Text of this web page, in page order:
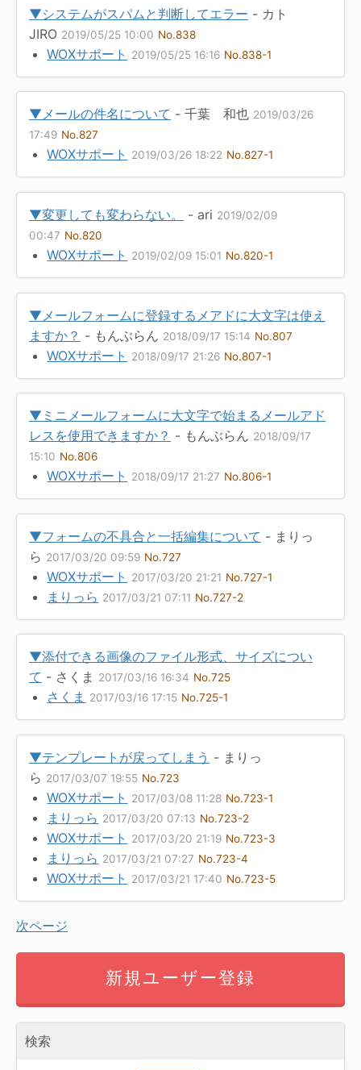
▼システムがスパムと判断してエラー - カト
JIRO 2019/05/25 10:00 No.838
WOXサポート 2019/05/25 16:16 No.838-1
▼メールの件名について - 千葉 和也 2019/03/26
17:49 No.827
WOXサポート 2019/03/26 18:22 No.827-1
▼変更しても変わらない。 - ari 2019/02/09
00:47 No.820
WOXサポート 2019/02/09 15:01 No.820-1
▼メールフォームに登録するメアドに大文字は使え
ますか？ - もんぶらん 2018/09/17 15:14 No.807
WOXサポート 2018/09/17 21:26 No.807-1
▼ミニメールフォームに大文字で始まるメールアド
レスを使用できますか？ - もんぶらん 2018/09/17
15:10 No.806
WOXサポート 2018/09/17 21:27 No.806-1
▼フォームの不具合と一括編集について - まりっ
ら 2017/03/20 09:59 No.727
WOXサポート 2017/03/20 21:21 No.727-1
まりっら 2017/03/21 07:11 No.727-2
▼添付できる画像のファイル形式、サイズについ
て - さくま 2017/03/16 16:34 No.725
さくま 2017/03/16 17:15 No.725-1
▼テンプレートが戻ってしまう - まりっ
ら 2017/03/07 19:55 No.723
WOXサポート 2017/03/08 11:28 No.723-1
まりっら 2017/03/20 07:13 No.723-2
WOXサポート 2017/03/20 21:19 No.723-3
まりっら 2017/03/21 07:27 No.723-4
WOXサポート 2017/03/21 17:40 No.723-5
次ページ
新規ユーザー登録
検索